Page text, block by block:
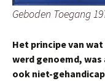
Geboden Toegang
Het principe van
werd genoemd,
ook niet-